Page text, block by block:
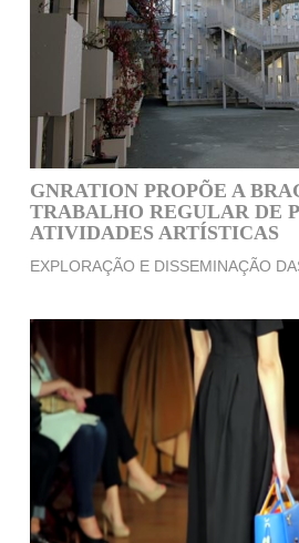
GNRATION PROPÕE A
TRABALHO REGULAR DE
ATIVIDADES ARTÍSTICAS
EXPLORAÇÃO E DISSEMINAÇÃO